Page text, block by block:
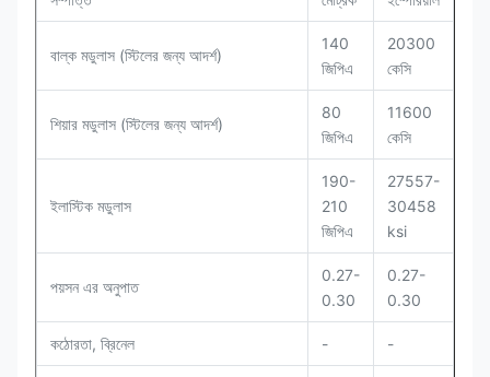
বাল্ক মডুলাস (স্টিলের জন্য আদর্শ)
140
জিপিএ
20300
কেসি
শিয়ার মডুলাস (স্টিলের জন্য আদর্শ)
80
জিপিএ
11600
কেসি
ইলাস্টিক মডুলাস
190-
210
জিপিএ
27557-
30458
ksi
পয়সন এর অনুপাত
0.27-
0.30
0.27-
0.30
কঠোরতা, ব্রিনেল - -